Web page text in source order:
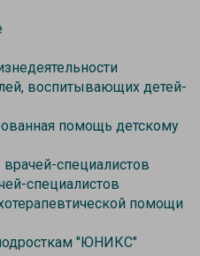
воспитывающих детей-
помощь детскому
специалистов
специалистов
помощи
"ЮНИКС"